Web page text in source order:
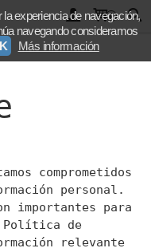
0
comprometidos
personal.
importantes para
Política de
relevante
experiencia de navegación,
navegando consideramos
Más información